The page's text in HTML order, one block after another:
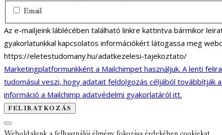
Email
Az e-mailjeink láblécében található linkre kattintva bármikor
gyakorlatunkkal kapcsolatos információkért látogassa meg
https://eletestudomany.hu/adatkezelesi-tajekoztato/
Marketingplatformunkként a Mailchimpet használjuk. A lenti
tudomásul veszi, hogy adatait feldolgozás céljából továbbítják
információ a Mailchimp adatvédelmi gyakorlatáról itt.